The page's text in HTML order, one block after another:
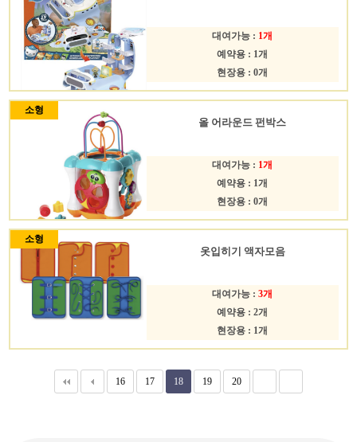
대여가능 : 1개
예약용 : 1개
현장용 : 0개
올 어라운드 펀박스
소형
대여가능 : 1개
예약용 : 1개
현장용 : 0개
옷입히기 액자모음
소형
대여가능 :3개
예약용 : 2개
현장용 : 1개
16 17 18 19 20